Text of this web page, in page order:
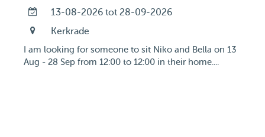
13-08-2026 tot 28-09-2026
Kerkrade
I am looking for someone to sit Niko and Bella on 13
Aug - 28 Sep from 12:00 to 12:00 in their home....